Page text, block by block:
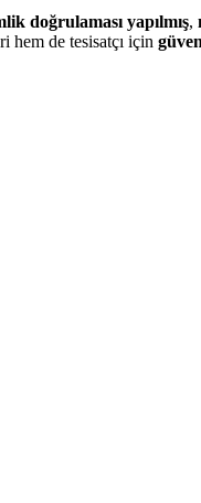
doğrulaması yapılmış,
hem de tesisatçı için